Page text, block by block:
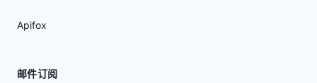
Apifox
邮件订阅